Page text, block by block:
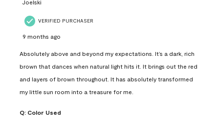
Joelski
VERIFIED PURCHASER
9 months ago
Absolutely above and beyond my expectations. It’s a dark, rich
brown that dances when natural light hits it. It brings out the red
and layers of brown throughout. It has absolutely transformed
my little sun room into a treasure for me.
Q: Color Used